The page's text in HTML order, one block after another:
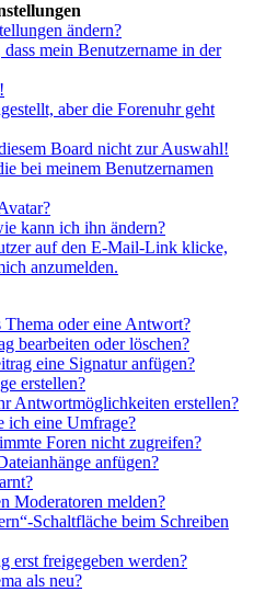
ändern?
mein Benutzername in der
aber die Forenuhr geht
Board nicht zur Auswahl!
bei meinem Benutzernamen
kann ich ihn ändern?
auf den E-Mail-Link klicke,
anzumelden.
Thema oder eine Antwort?
bearbeiten oder löschen?
eine Signatur anfügen?
erstellen?
Antwortmöglichkeiten erstellen?
ich eine Umfrage?
Foren nicht zugreifen?
anfügen?
Moderatoren melden?
Schaltfläche beim Schreiben
erst freigegeben werden?
als neu?